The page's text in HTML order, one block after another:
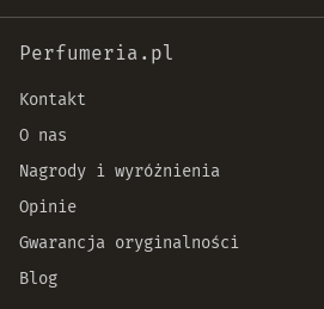
Perfumeria.pl
Kontakt
O nas
Nagrody i wyróżnienia
Opinie
Gwarancja oryginalności
Blog